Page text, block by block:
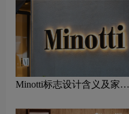
Minotti标志设计含义及家具